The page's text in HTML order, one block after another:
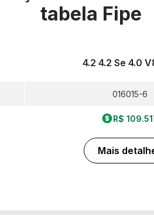
tabela Fipe
4.2 4.2 Se 4.0
016015-6
R$
Mais